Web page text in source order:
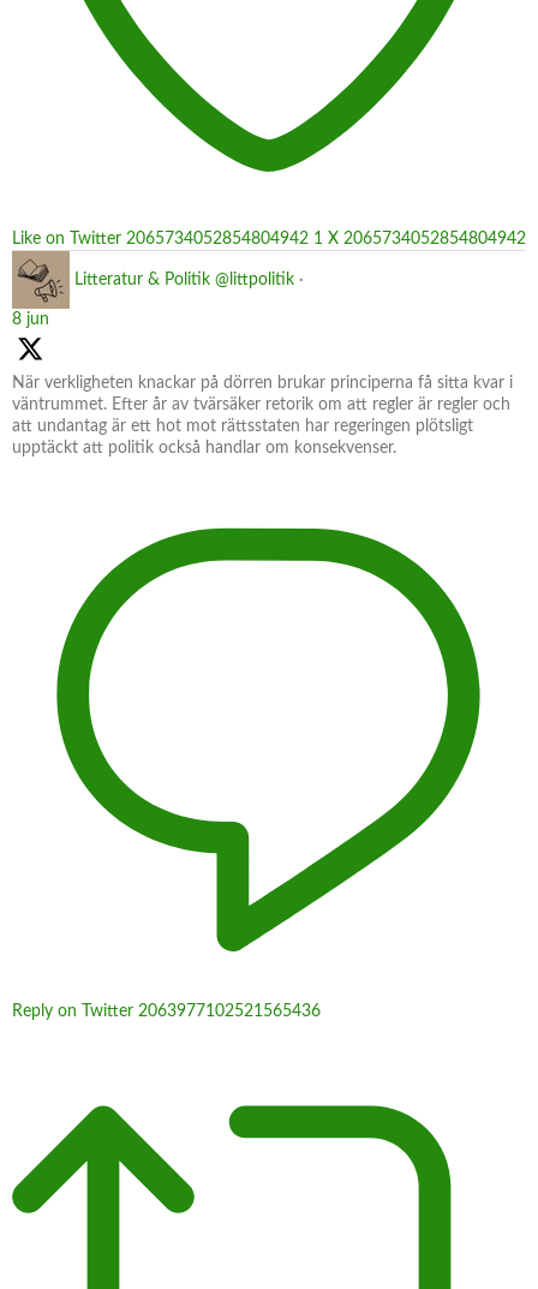
Like on Twitter 2065734052854804942 1 X 2065734052854804942
Litteratur & Politik @littpolitik ·
8 jun
När verkligheten knackar på dörren brukar principerna få sitta kvar i
väntrummet. Efter år av tvärsäker retorik om att regler är regler och
att undantag är ett hot mot rättsstaten har regeringen plötsligt
upptäckt att politik också handlar om konsekvenser.
Reply on Twitter 2063977102521565436